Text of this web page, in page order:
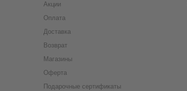
Акции
Оплата
Доставка
Возврат
Магазины
Оферта
Подарочные сертификаты